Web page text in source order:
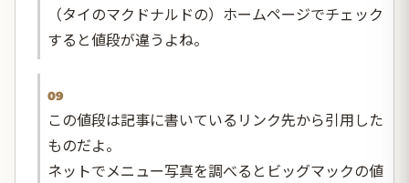
（タイのマクドナルドの）ホームページでチェック
すると値段が違うよね。
09
この値段は記事に書いているリンク先から引用した
ものだよ。
ネットでメニュー写真を調べるとビッグマックの値